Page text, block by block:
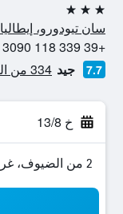
3 نجوم
سان تيودورو، إيطاليا
+39 339 118 3090
7.7 جيد 334 من التقييمات تم التحقق منها
خ 13/8
2 من الضيوف، غرفة واحدة